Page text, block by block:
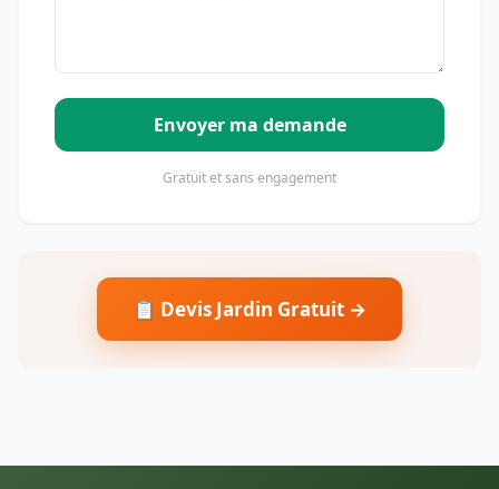
Envoyer ma demande
Gratuit et sans engagement
📋 Devis Jardin Gratuit →